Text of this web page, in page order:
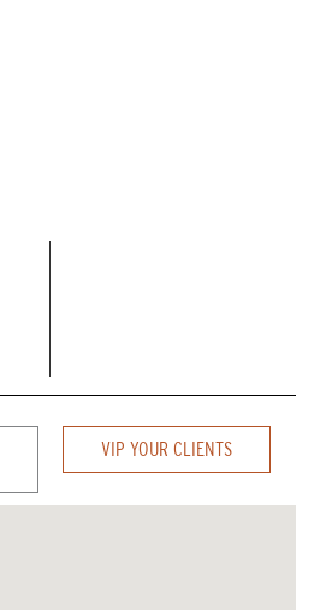
VIP YOUR CLIENTS